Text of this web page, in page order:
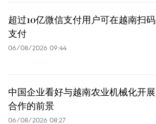
超过10亿微信支付用户可在越南扫码
支付
06/08/2026 09:44
中国企业看好与越南农业机械化开展
合作的前景
06/08/2026 08:27